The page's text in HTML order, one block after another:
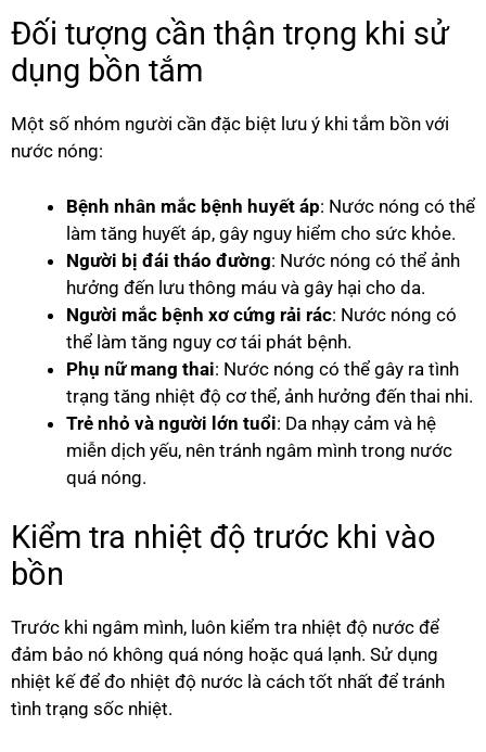
Đối tượng cần thận trọng khi sử
dụng bồn tắm
Một số nhóm người cần đặc biệt lưu ý khi tắm bồn với
nước nóng:
Bệnh nhân mắc bệnh huyết áp: Nước nóng có thể
làm tăng huyết áp, gây nguy hiểm cho sức khỏe.
Người bị đái tháo đường: Nước nóng có thể ảnh
hưởng đến lưu thông máu và gây hại cho da.
Người mắc bệnh xơ cứng rải rác: Nước nóng có
thể làm tăng nguy cơ tái phát bệnh.
Phụ nữ mang thai: Nước nóng có thể gây ra tình
trạng tăng nhiệt độ cơ thể, ảnh hưởng đến thai nhi.
Trẻ nhỏ và người lớn tuổi: Da nhạy cảm và hệ
miễn dịch yếu, nên tránh ngâm mình trong nước
quá nóng.
Kiểm tra nhiệt độ trước khi vào
bồn
Trước khi ngâm mình, luôn kiểm tra nhiệt độ nước để
đảm bảo nó không quá nóng hoặc quá lạnh. Sử dụng
nhiệt kế để đo nhiệt độ nước là cách tốt nhất để tránh
tình trạng sốc nhiệt.